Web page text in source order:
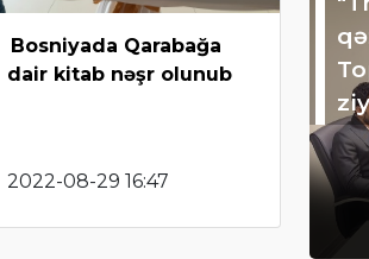
Bosniyada Qarabağa
dair kitab nəşr olunub
2022-08-29 16:47